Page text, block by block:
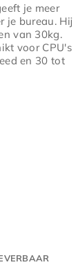
je meer
je bureau. Hij
van 30kg.
voor CPU's
en 30 tot